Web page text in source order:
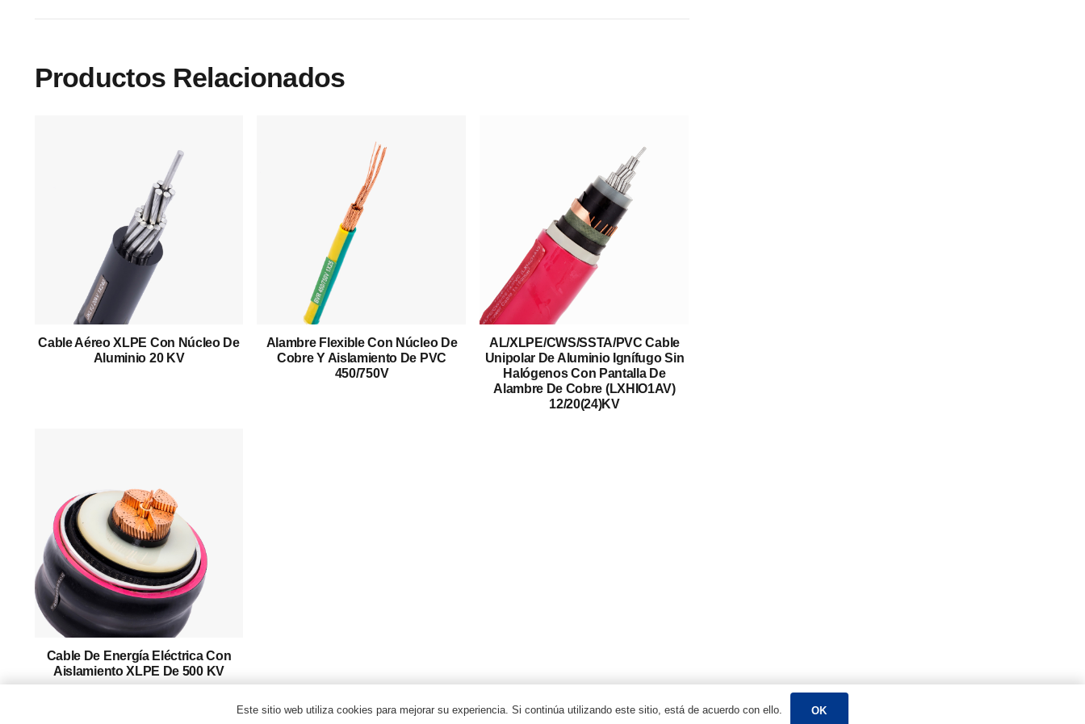
Productos Relacionados
Cable Aéreo XLPE Con Núcleo De
Aluminio 20 KV
Alambre Flexible Con Núcleo De
Cobre Y Aislamiento De PVC
450/750V
AL/XLPE/CWS/SSTA/PVC Cable
Unipolar De Aluminio Ignífugo Sin
Halógenos Con Pantalla De
Alambre De Cobre (LXHIO1AV)
12/20(24)kV
Cable De Energía Eléctrica Con
Aislamiento XLPE De 500 KV
Menú Principal
Quiénes Somos
Español
Cable De Baja Tensión
Cable De Media Tensión
Cable De Alta Tensión
2024 Qrunning Reservados todos los derechos
Este sitio web utiliza cookies para mejorar su experiencia. Si continúa utilizando este sitio, está de acuerdo con ello. OK